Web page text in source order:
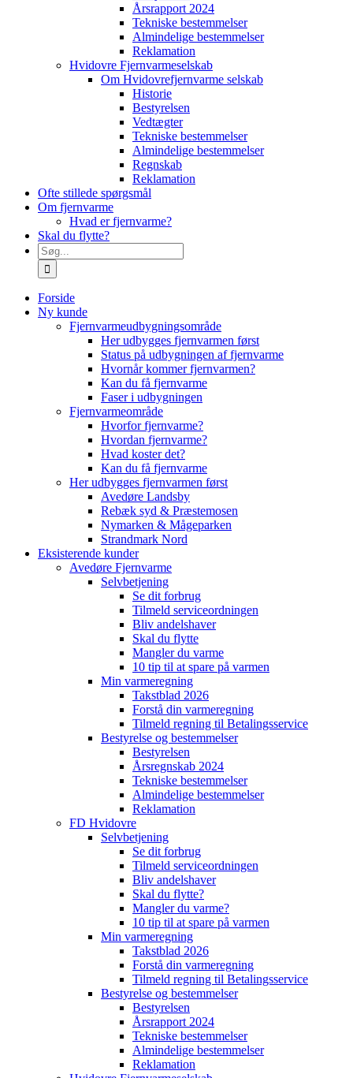
Årsrapport 2024
Tekniske bestemmelser
Almindelige bestemmelser
Reklamation
Hvidovre Fjernvarmeselskab
Om Hvidovrefjernvarme selskab
Historie
Bestyrelsen
Vedtægter
Tekniske bestemmelser
Almindelige bestemmelser
Regnskab
Reklamation
Ofte stillede spørgsmål
Om fjernvarme
Hvad er fjernvarme?
Skal du flytte?
Søg
efter:
Forside
Ny kunde
Fjernvarmeudbygningsområde
Her udbygges fjernvarmen først
Status på udbygningen af fjernvarme
Hvornår kommer fjernvarmen?
Kan du få fjernvarme
Faser i udbygningen
Fjernvarmeområde
Hvorfor fjernvarme?
Hvordan fjernvarme?
Hvad koster det?
Kan du få fjernvarme
Her udbygges fjernvarmen først
Avedøre Landsby
Rebæk syd & Præstemosen
Nymarken & Mågeparken
Strandmark Nord
Eksisterende kunder
Avedøre Fjernvarme
Selvbetjening
Se dit forbrug
Tilmeld serviceordningen
Bliv andelshaver
Skal du flytte
Mangler du varme
10 tip til at spare på varmen
Min varmeregning
Takstblad 2026
Forstå din varmeregning
Tilmeld regning til Betalingsservice
Bestyrelse og bestemmelser
Bestyrelsen
Årsregnskab 2024
Tekniske bestemmelser
Almindelige bestemmelser
Reklamation
FD Hvidovre
Selvbetjening
Se dit forbrug
Tilmeld serviceordningen
Bliv andelshaver
Skal du flytte?
Mangler du varme?
10 tip til at spare på varmen
Min varmeregning
Takstblad 2026
Forstå din varmeregning
Tilmeld regning til Betalingsservice
Bestyrelse og bestemmelser
Bestyrelsen
Årsrapport 2024
Tekniske bestemmelser
Almindelige bestemmelser
Reklamation